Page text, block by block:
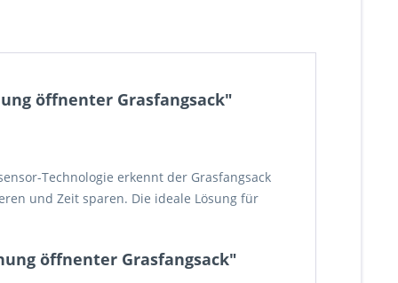
öffnenter Grasfangsack"
Technologie erkennt der Grasfangsack
und Zeit sparen. Die ideale Lösung für
öffnenter Grasfangsack"